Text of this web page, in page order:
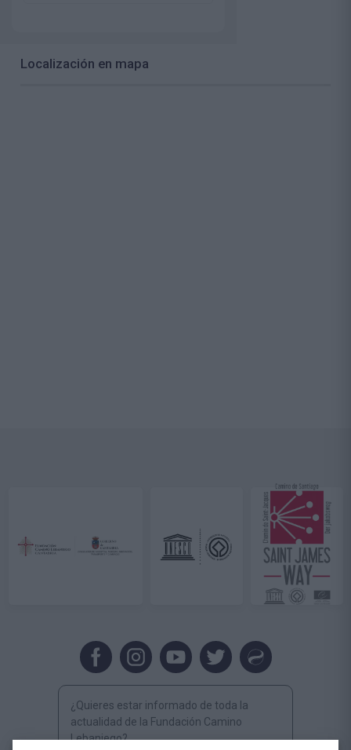
Localización en mapa
¿Quieres estar informado de toda la
actualidad de la Fundación Camino
Lebaniego?